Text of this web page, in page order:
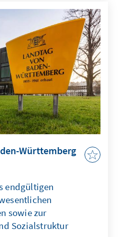
für Unternehmen,
Biodiversitätspolitik
Umwelt-, sondern
begriffen werden,
Stakeholder mitwirken
Württemberg
endgültigen
sowie zur
Sozialstruktur